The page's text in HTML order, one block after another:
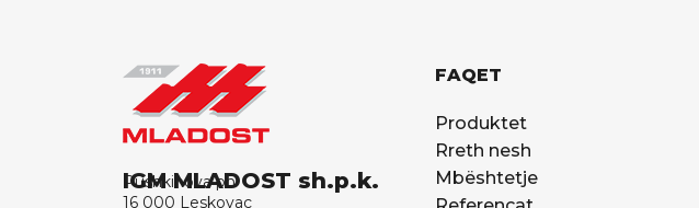
IGM MLADOST sh.p.k.
Pushkinova pn
16 000 Leskovac
FAQET
Produktet
Rreth nesh
Mbështetje